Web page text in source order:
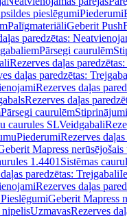
pieslēgumiPiederumi
PalīgmateriāliGeberit
paredzētas:
Pārsegi caurulēm
Rezerves daļas
daļas paredzētas:
Rezerves daļas
Rezerves daļas
Pārsegi caurulēm
caurules SLVeidgabali
PiederumiRezerves
Mapress nerūsējošais
1.4401 Sistēmas
paredzētas: Trejgabali
Rezerves daļas
Geberit Mapress
nipelisUzmavasRezerves